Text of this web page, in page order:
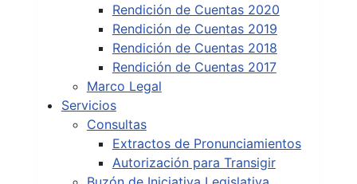
Rendición de Cuentas 2020
Rendición de Cuentas 2019
Rendición de Cuentas 2018
Rendición de Cuentas 2017
Marco Legal
Servicios
Consultas
Extractos de Pronunciamientos
Autorización para Transigir